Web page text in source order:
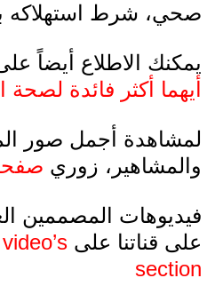
صحي، شرط استهلاكه
يمكنك الاطلاع أيضاً
أيهما أكثر فائدة لصحة
لمشاهدة أجمل صور
والمشاهير، زوري
فيديوهات المصممين
على قناتنا على video’s
section